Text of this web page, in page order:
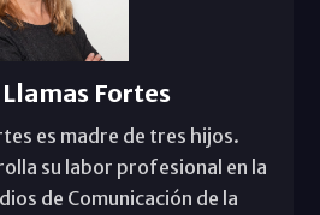
Fortes
es madre de tres hijos.
su labor profesional en la
de Comunicación de la